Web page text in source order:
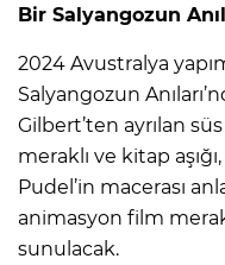
Bir Salyangozun
2024 Avustralya
Salyangozun
Gilbert’ten ayrılan
meraklı ve kitap
Pudel’in macerası
animasyon film
sunulacak.